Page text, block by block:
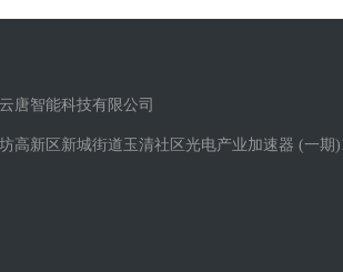
唐智能科技有限公司
高新区新城街道玉清社区光电产业加速器 (一期